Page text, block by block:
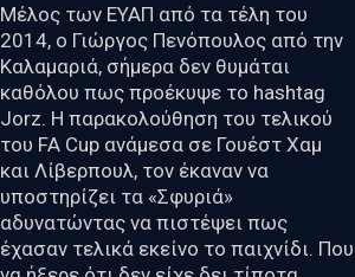
Μέλος των ΕΥΑΠ από τα τέλη του
2014, ο Γιώργος Πενόπουλος από την
Καλαμαριά, σήμερα δεν θυμάται
καθόλου πως προέκυψε το hashtag
Jorz. Η παρακολούθηση του τελικού
του FA Cup ανάμεσα σε Γουέστ Χαμ
και Λίβερπουλ, τον έκαναν να
υποστηρίζει τα «Σφυριά»
αδυνατώντας να πιστέψει πως
έχασαν τελικά εκείνο το παιχνίδι. Που